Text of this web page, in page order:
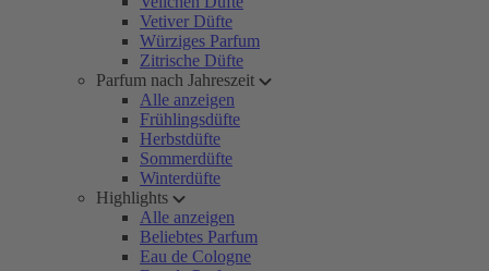
Vetiver Düfte
Würziges Parfum
Zitrische Düfte
Parfum nach Jahreszeit
Alle anzeigen
Frühlingsdüfte
Herbstdüfte
Sommerdüfte
Winterdüfte
Highlights
Alle anzeigen
Beliebtes Parfum
Eau de Cologne